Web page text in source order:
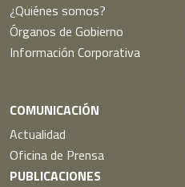
¿Quiénes somos?
Órganos de Gobierno
Información Corporativa
COMUNICACIÓN
Actualidad
Oficina de Prensa
PUBLICACIONES